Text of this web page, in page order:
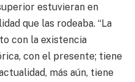
estuvieran en
que las rodeaba. “La
con la existencia
con el presente; tiene
más aún, tiene